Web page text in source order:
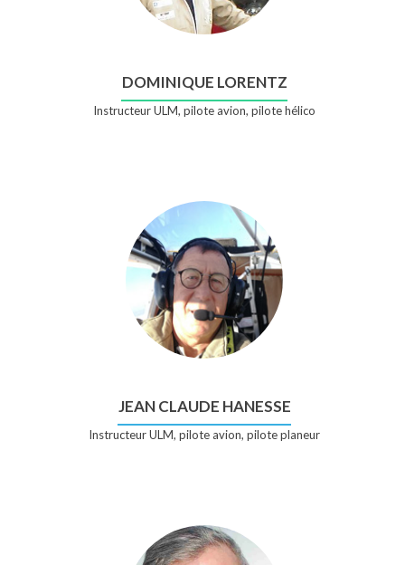
DOMINIQUE LORENTZ
Instructeur ULM, pilote avion, pilote hélico
JEAN CLAUDE HANESSE
Instructeur ULM, pilote avion, pilote planeur